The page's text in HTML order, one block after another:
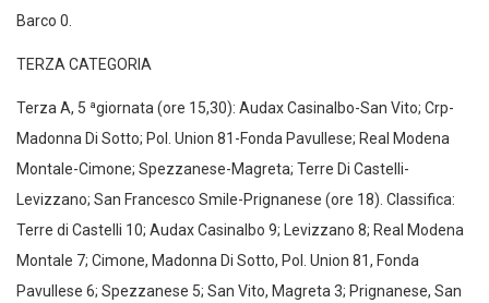
Barco 0.
TERZA CATEGORIA
Terza A, 5 ªgiornata (ore 15,30): Audax Casinalbo-San Vito; Crp-
Madonna Di Sotto; Pol. Union 81-Fonda Pavullese; Real Modena
Montale-Cimone; Spezzanese-Magreta; Terre Di Castelli-
Levizzano; San Francesco Smile-Prignanese (ore 18). Classifica:
Terre di Castelli 10; Audax Casinalbo 9; Levizzano 8; Real Modena
Montale 7; Cimone, Madonna Di Sotto, Pol. Union 81, Fonda
Pavullese 6; Spezzanese 5; San Vito, Magreta 3; Prignanese, San